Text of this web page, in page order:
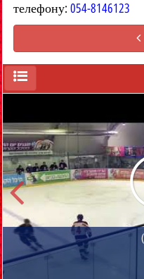
телефону:054-8146123